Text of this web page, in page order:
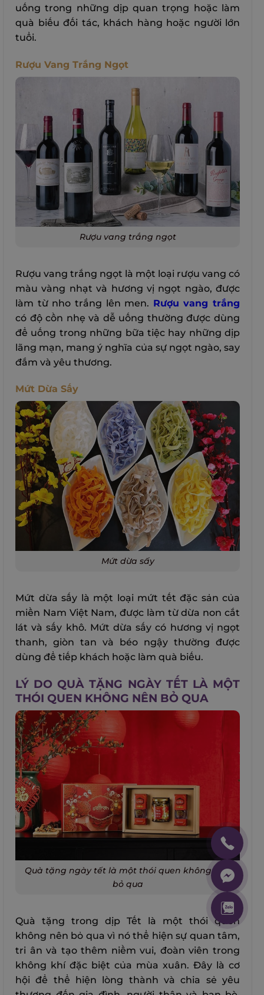
uống trong những dịp quan trọng hoặc làm
quà biếu đối tác, khách hàng hoặc người lớn
tuổi.
Rượu Vang Trắng Ngọt
Rượu vang trắng ngọt
Rượu vang trắng ngọt là một loại rượu vang có
màu vàng nhạt và hương vị ngọt ngào, được
làm từ nho trắng lên men. Rượu vang trắng
có độ cồn nhẹ và dễ uống thường được dùng
để uống trong những bữa tiệc hay những dịp
lãng mạn, mang ý nghĩa của sự ngọt ngào, say
đắm và yêu thương.
Mứt Dừa Sấy
Mứt dừa sấy
Mứt dừa sấy là một loại mứt tết đặc sản của
miền Nam Việt Nam, được làm từ dừa non cắt
lát và sấy khô. Mứt dừa sấy có hương vị ngọt
thanh, giòn tan và béo ngậy thường được
dùng để tiếp khách hoặc làm quà biếu.
LÝ DO QUÀ TẶNG NGÀY TẾT LÀ MỘT
THÓI QUEN KHÔNG NÊN BỎ QUA
Quà tặng ngày tết là một thói quen không nên
bỏ qua
Quà tặng trong dịp Tết là một thói quen
không nên bỏ qua vì nó thể hiện sự quan tâm,
tri ân và tạo thêm niềm vui, đoàn viên trong
không khí đặc biệt của mùa xuân. Đây là cơ
hội để thể hiện lòng thành và chia sẻ yêu